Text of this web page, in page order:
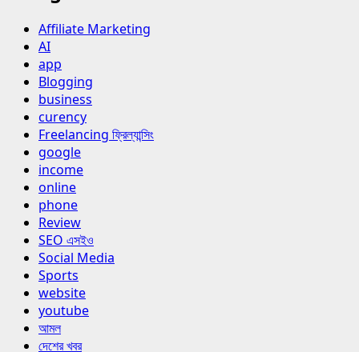
Affiliate Marketing
AI
app
Blogging
business
curency
Freelancing ফ্রিল্যান্সিং
google
income
online
phone
Review
SEO এসইও
Social Media
Sports
website
youtube
আমল
দেশের খবর